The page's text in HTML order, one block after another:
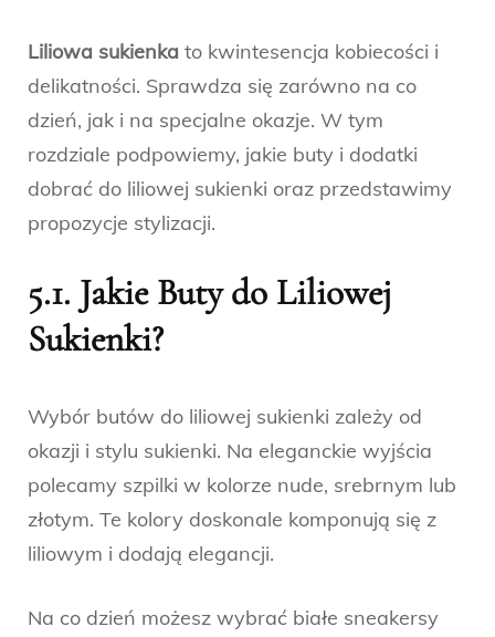
Liliowa sukienka to kwintesencja kobiecości i
delikatności. Sprawdza się zarówno na co
dzień, jak i na specjalne okazje. W tym
rozdziale podpowiemy, jakie buty i dodatki
dobrać do liliowej sukienki oraz przedstawimy
propozycje stylizacji.
5.1. Jakie Buty do Liliowej
Sukienki?
Wybór butów do liliowej sukienki zależy od
okazji i stylu sukienki. Na eleganckie wyjścia
polecamy szpilki w kolorze nude, srebrnym lub
złotym. Te kolory doskonale komponują się z
liliowym i dodają elegancji.
Na co dzień możesz wybrać białe sneakersy